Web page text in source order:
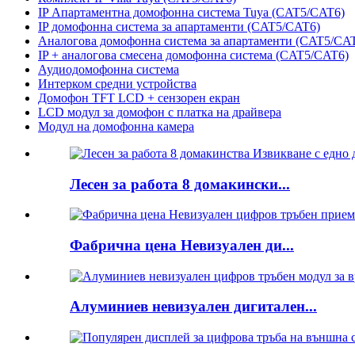
IP Апартаментна домофонна система Tuya (CAT5/CAT6)
IP домофонна система за апартаменти (CAT5/CAT6)
Аналогова домофонна система за апартаменти (CAT5/
IP + аналогова смесена домофонна система (CAT5/CAT6)
Аудиодомофонна система
Интерком средни устройства
Домофон TFT LCD + сензорен екран
LCD модул за домофон с платка на драйвера
Модул на домофонна камера
Лесен за работа 8 домакински...
Фабрична цена Невизуален ди...
Алуминиев невизуален дигитален...